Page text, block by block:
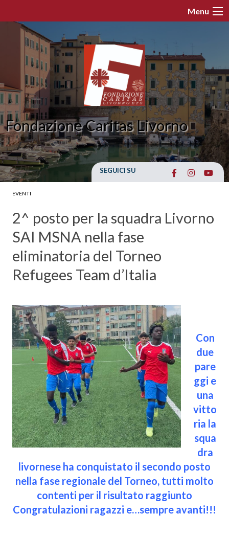
content
Menu
Fondazione Caritas Livorno
SEGUICI SU
EVENTI
2^ posto per la squadra Livorno
SAI MSNA nella fase
eliminatoria del Torneo
Refugees Team d’Italia
Con
due
pare
ggi e
una
vitto
ria la
squa
dra
livornese ha conquistato il secondo posto
nella fase regionale del Torneo, tutti molto
contenti per il risultato raggiunto
Congratulazioni ragazzi e…sempre avanti!!!